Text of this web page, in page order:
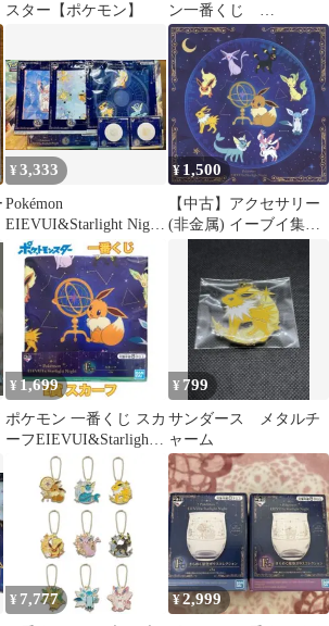
スター【ポケモン】
ン一番くじ
EIEVUI&Starlight Night
¥3,333
Pokémon
EIEVUI&Starlight Night
イーブイ一番くじ
¥ 1,500
【中古】アクセサリー
(非金属) イーブイ集合/
番くじ Pokemon
EIEVUI＆Starlight
Night」 E賞
¥ 1,699
ポケモン 一番くじ スカ
ーフEIEVUI&Starlight
¥ 799
サンダース メタルチ
ャーム
¥ 7,777 ¥2,999